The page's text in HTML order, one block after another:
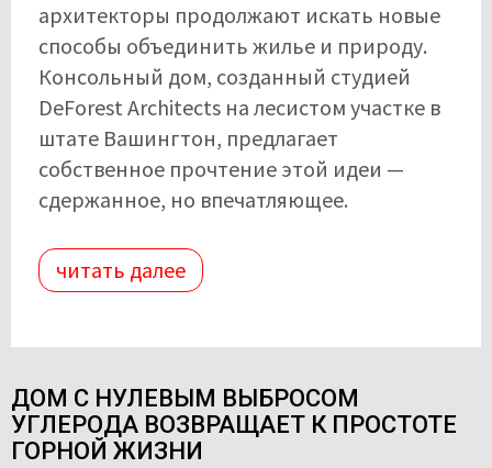
архитекторы продолжают искать новые
способы объединить жилье и природу.
Консольный дом, созданный студией
DeForest Architects на лесистом участке в
штате Вашингтон, предлагает
собственное прочтение этой идеи —
сдержанное, но впечатляющее.
читать далее
ДОМ С НУЛЕВЫМ ВЫБРОСОМ
УГЛЕРОДА ВОЗВРАЩАЕТ К ПРОСТОТЕ
ГОРНОЙ ЖИЗНИ